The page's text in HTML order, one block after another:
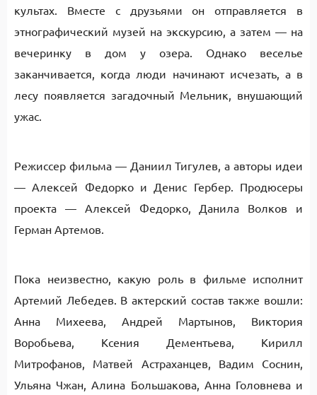
культах. Вместе с друзьями он отправляется в
этнографический музей на экскурсию, а затем — на
вечеринку в дом у озера. Однако веселье
заканчивается, когда люди начинают исчезать, а в
лесу появляется загадочный Мельник, внушающий
ужас.
Режиссер фильма — Даниил Тигулев, а авторы идеи
— Алексей Федорко и Денис Гербер. Продюсеры
проекта — Алексей Федорко, Данила Волков и
Герман Артемов.
Пока неизвестно, какую роль в фильме исполнит
Артемий Лебедев. В актерский состав также вошли:
Анна Михеева, Андрей Мартынов, Виктория
Воробьева, Ксения Дементьева, Кирилл
Митрофанов, Матвей Астраханцев, Вадим Соснин,
Ульяна Чжан, Алина Большакова, Анна Головнева и